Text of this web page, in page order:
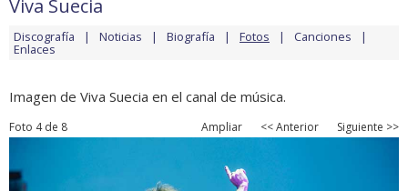
Viva Suecia
Discografía Noticias Biografía Fotos Canciones
Enlaces
Imagen de Viva Suecia en el canal de música.
Foto 4 de 8 Ampliar << Anterior Siguiente >>